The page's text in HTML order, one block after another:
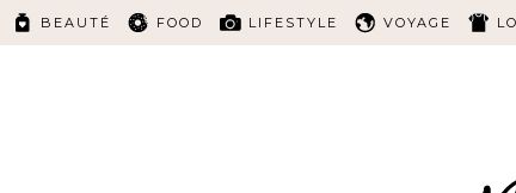
BEAUTÉ FOOD LIFESTYLE VOYAGE